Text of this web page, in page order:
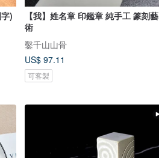
)
【我】姓名章 印鑑章 純手工 篆刻藝
術
鑿千山山骨
US$ 97.11
可客製